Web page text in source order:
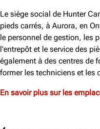
Le siège social de Hunter
pieds carrés, à Aurora, en
le personnel de gestion, les
l'entrepôt et le service des
également à des centres de
former les techniciens et les
En savoir plus sur les